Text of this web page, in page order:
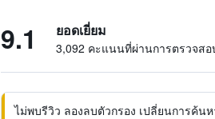
9.1 ยอดเยี่ยม
3,092 คะแนนที่ผ่านการตรวจสอ
ไม่พบรีวิว ลองลบตัวกรอง เปลี่ยนการค้น